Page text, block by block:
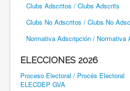
Clubs Adscritos / Clubs Adscrits
Clubs No Adscritos / Clubs No
Normativa Adscripción / Normativa
ELECCIONES 2026
Proceso Electoral / Procés Electoral
ELECDEP GVA